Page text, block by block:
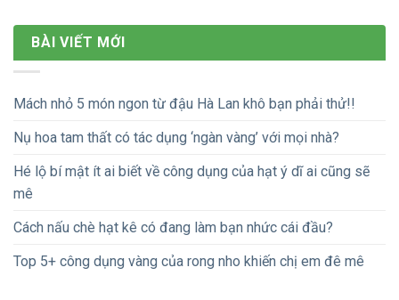
BÀI VIẾT MỚI
Mách nhỏ 5 món ngon từ đậu Hà Lan khô bạn phải thử!!
Nụ hoa tam thất có tác dụng ‘ngàn vàng’ với mọi nhà?
Hé lộ bí mật ít ai biết về công dụng của hạt ý dĩ ai cũng sẽ
mê
Cách nấu chè hạt kê có đang làm bạn nhức cái đầu?
Top 5+ công dụng vàng của rong nho khiến chị em đê mê